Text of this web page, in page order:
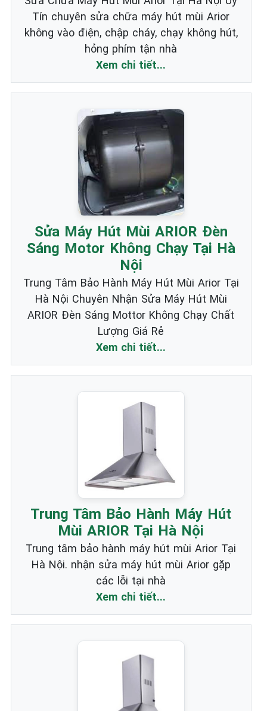
Tín chuyên sửa chữa máy hút mùi Arior
không vào điện, chập cháy, chạy không hút,
hỏng phím tận nhà
Xem chi tiết...
Sửa Máy Hút Mùi ARIOR Đèn
Sáng Motor Không Chạy Tại Hà
Nội
Trung Tâm Bảo Hành Máy Hút Mùi Arior Tại
Hà Nội Chuyên Nhận Sửa Máy Hút Mùi
ARIOR Đèn Sáng Mottor Không Chạy Chất
Lượng Giá Rẻ
Xem chi tiết...
Trung Tâm Bảo Hành Máy Hút
Mùi ARIOR Tại Hà Nội
Trung tâm bảo hành máy hút mùi Arior Tại
Hà Nội. nhận sửa máy hút mùi Arior gặp
các lỗi tại nhà
Xem chi tiết...